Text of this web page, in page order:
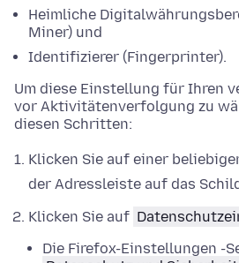
Heimliche
Miner) und
Identifizierer (Fingerprinter).
Um diese Einstellung für Ihren
vor Aktivitätenverfolgung zu
diesen Schritten:
Klicken Sie auf einer
der Adressleiste auf das
Klicken Sie auf
Die Firefox-Einstellungen -